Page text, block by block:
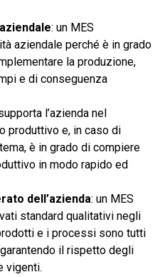
: un MES
aziendale perché è in grado
la produzione,
e di conseguenza
l’azienda nel
produttivo e, in caso di
è in grado di compiere
in modo rapido ed
dell’azienda: un MES
standard qualitativi negli
e i processi sono tutti
il rispetto degli
vigenti.